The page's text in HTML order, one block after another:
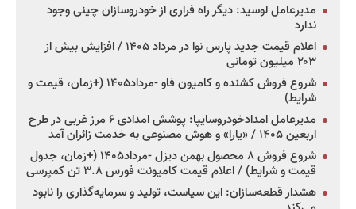
مدیرعامل لوسید: دیگر راه فراری از خودروسازان چینی وجود
ندارد
اعلام قیمت جدید پارس نوا در مرداد ۱۴۰۵ / افزایش بیش از
۲۰۳ میلیون تومانی
شروع فروش کشنده و کامیون فاو -مرداد۱۴۰۵ (+زمان، قیمت و
شرایط)
مدیرعامل امدادخودروسایپا: پوشش امدادی ۶ مرز غربی در طرح
اربعین ۱۴۰۵ / «یارا» و هوش مصنوعی به خدمت زائران آمد
شروع فروش ۸ محصول بهمن دیزل -مرداد۱۴۰۵ (+زمان، جدول
قیمت و شرایط) / اعلام قیمت کامیونت فورس ۳.۸ تن کمپرسی
هشدار قطعه‌سازان: این سیاست، تولید و سرمایه‌گذاری را نابود